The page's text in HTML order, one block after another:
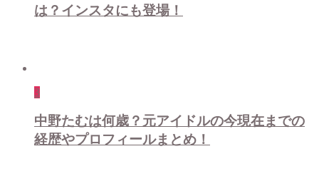
は？インスタにも登場！
3
中野たむは何歳？元アイドルの今現在までの
経歴やプロフィールまとめ！